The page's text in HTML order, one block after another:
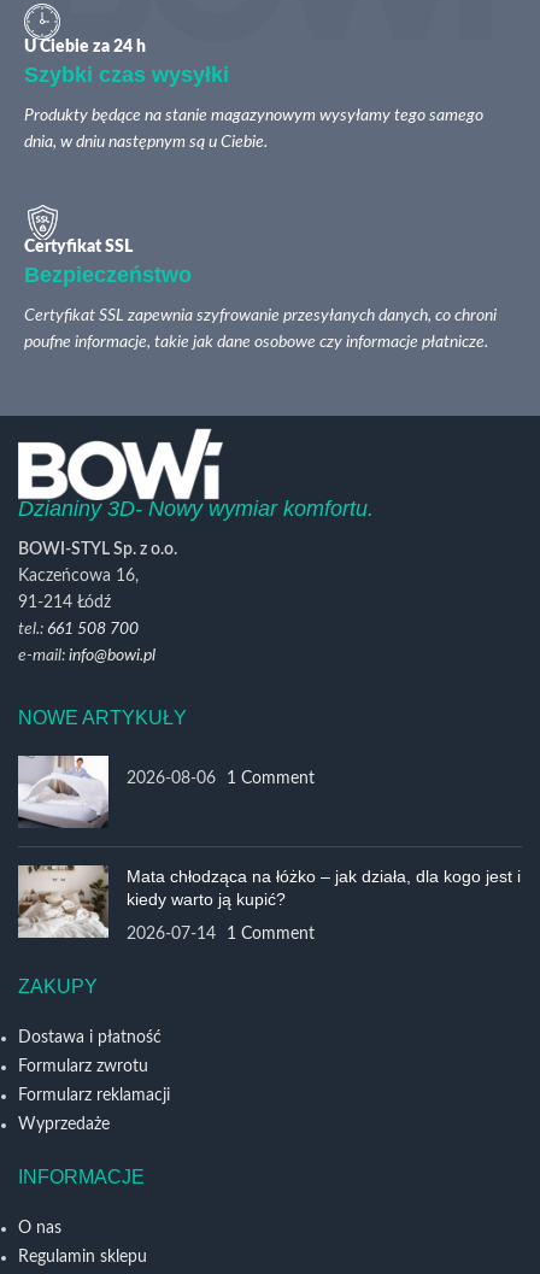
U Ciebie za 24 h
Szybki czas wysyłki
Produkty będące na stanie magazynowym wysyłamy tego samego
dnia, w dniu następnym są u Ciebie.
Certyfikat SSL
Bezpieczeństwo
Certyfikat SSL zapewnia szyfrowanie przesyłanych danych, co chroni
poufne informacje, takie jak dane osobowe czy informacje płatnicze.
Dzianiny 3D- Nowy wymiar komfortu.
BOWI-STYL Sp. z o.o.
Kaczeńcowa 16,
91-214 Łódź
tel.: 661 508 700
e-mail: info@bowi.pl
NOWE ARTYKUŁY
2026-08-06 1 Comment
Mata chłodząca na łóżko – jak działa, dla kogo jest i
kiedy warto ją kupić?
2026-07-14 1 Comment
ZAKUPY
Dostawa i płatność
Formularz zwrotu
Formularz reklamacji
Wyprzedaże
INFORMACJE
O nas
Regulamin sklepu